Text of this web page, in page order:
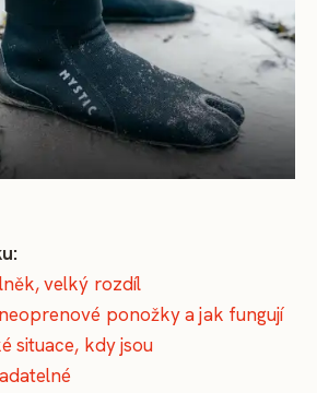
velký rozdíl
ponožky a jak fungují
situace, kdy jsou